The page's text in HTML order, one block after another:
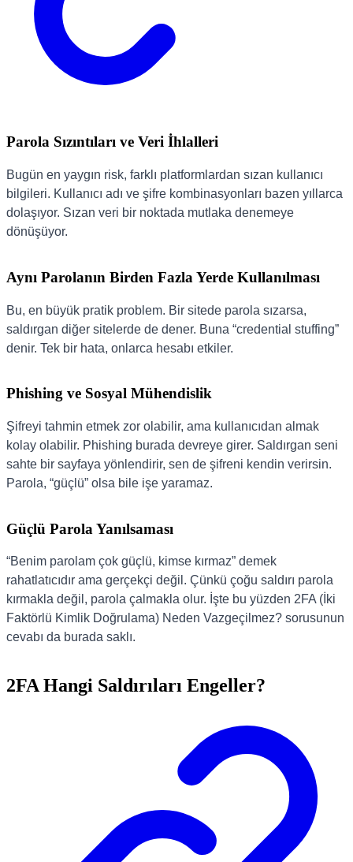
Parola Sızıntıları ve Veri İhlalleri
Bugün en yaygın risk, farklı platformlardan sızan kullanıcı
bilgileri. Kullanıcı adı ve şifre kombinasyonları bazen yıllarca
dolaşıyor. Sızan veri bir noktada mutlaka denemeye
dönüşüyor.
Aynı Parolanın Birden Fazla Yerde Kullanılması
Bu, en büyük pratik problem. Bir sitede parola sızarsa,
saldırgan diğer sitelerde de dener. Buna “credential stuffing”
denir. Tek bir hata, onlarca hesabı etkiler.
Phishing ve Sosyal Mühendislik
Şifreyi tahmin etmek zor olabilir, ama kullanıcıdan almak
kolay olabilir. Phishing burada devreye girer. Saldırgan seni
sahte bir sayfaya yönlendirir, sen de şifreni kendin verirsin.
Parola, “güçlü” olsa bile işe yaramaz.
Güçlü Parola Yanılsaması
“Benim parolam çok güçlü, kimse kırmaz” demek
rahatlatıcıdır ama gerçekçi değil. Çünkü çoğu saldırı parola
kırmakla değil, parola çalmakla olur. İşte bu yüzden 2FA (İki
Faktörlü Kimlik Doğrulama) Neden Vazgeçilmez? sorusunun
cevabı da burada saklı.
2FA Hangi Saldırıları Engeller?